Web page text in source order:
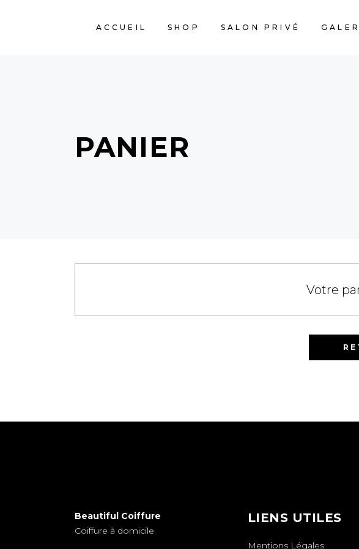
ACCUEIL SHOP SALON PRIVÉ
PANIER
Votre
Beautiful Coiffure
Coiffure à domicile
LIENS UTILES
Mentions Légales